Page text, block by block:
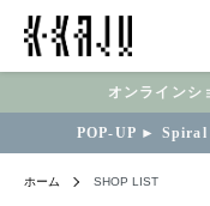
オンラインシ
POP-UP ► Spiral
ホーム SHOP LIST